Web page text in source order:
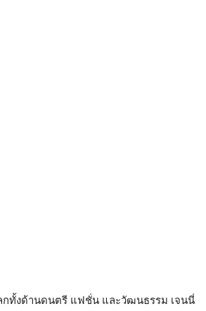
กทั้งด้านดนตรี แฟชั่น และวัฒนธรรม เจนนี่